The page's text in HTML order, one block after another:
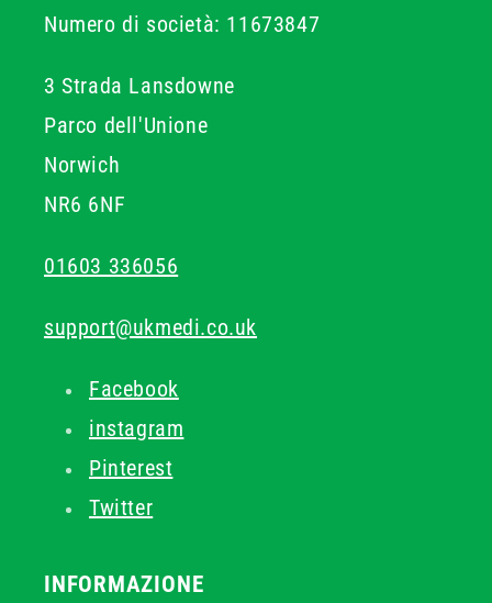
Numero di società: 11673847
3 Strada Lansdowne
Parco dell'Unione
Norwich
NR6 6NF
01603 336056
support@ukmedi.co.uk
Facebook
instagram
Pinterest
Twitter
INFORMAZIONE